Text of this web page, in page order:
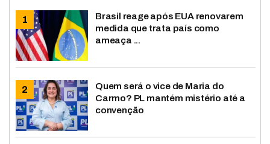
Brasil reage após EUA renovarem
medida que trata país como
ameaça ...
Quem será o vice de Maria do
Carmo? PL mantém mistério até a
convenção